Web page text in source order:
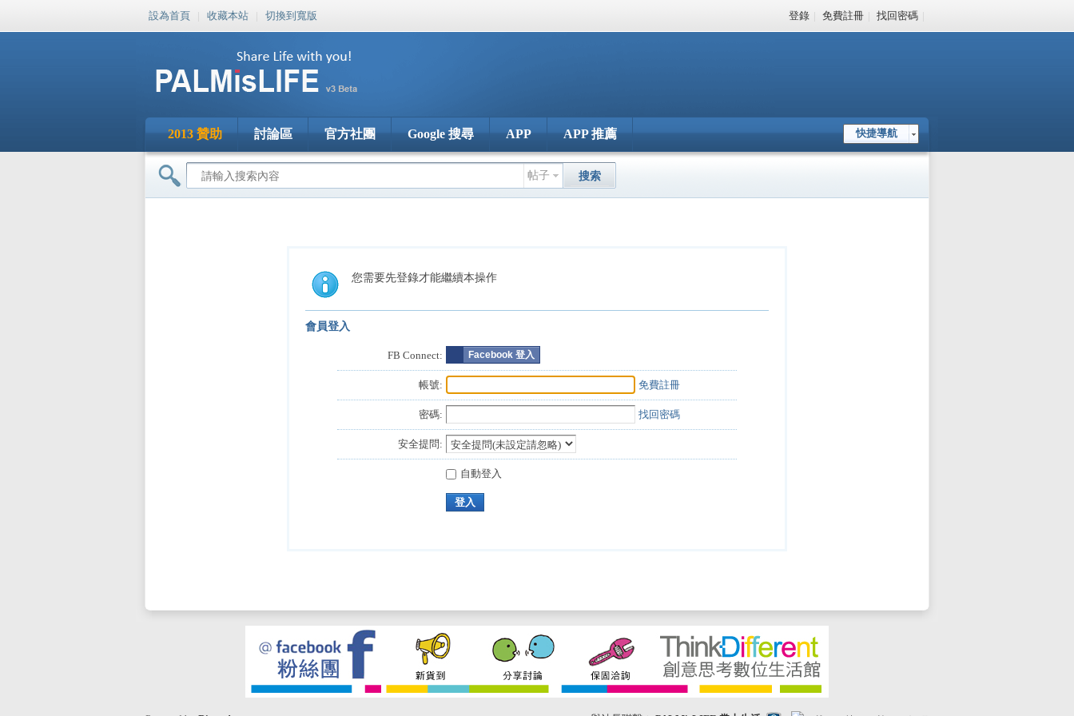
設為首頁 | 收藏本站 | 切換到寬版 登錄 | 免費註冊 | 找回密碼 |
快捷導航
2013 贊助 討論區 官方社團 Google 搜尋 APP APP 推薦
帖子 搜索
您需要先登錄才能繼續本操作
會員登入
FB Connect: Facebook 登入
帳號: 免費註冊
密碼: 找回密碼
安全提問:
自動登入
登入